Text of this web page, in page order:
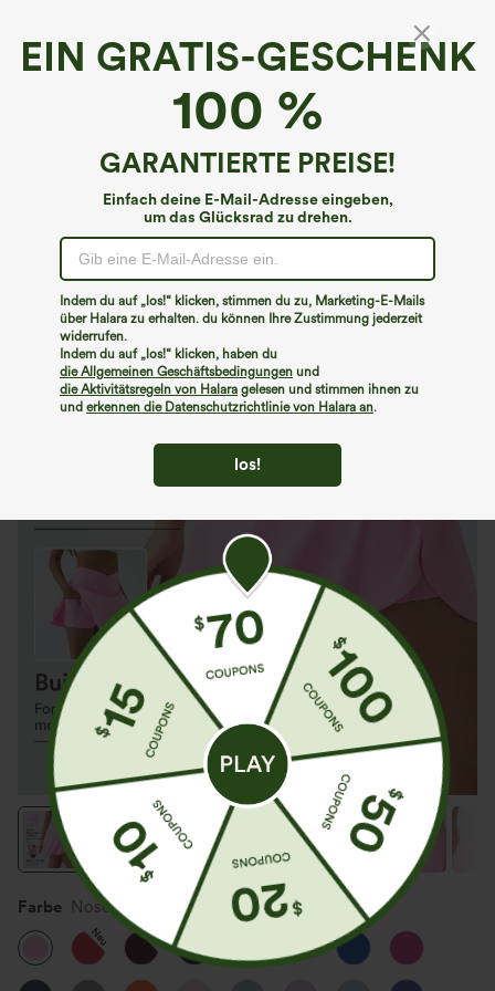
EIN GRATIS-GESCHENK
100 %
GARANTIERTE PREISE!
Einfach deine E-Mail-Adresse eingeben,
um das Glücksrad zu drehen.
Indem du auf „los!“ klicken, stimmen du zu, Marketing-E-Mails
über Halara zu erhalten. du können Ihre Zustimmung jederzeit
widerrufen.
Indem du auf „los!“ klicken, haben du
die Allgemeinen Geschäftsbedingungen und
die Aktivitätsregeln von Halara gelesen und stimmen ihnen zu
und erkennen die Datenschutzrichtlinie von Halara an.
los!
SoftlyZero™ Airy*
Softlyzero™ Airy 2-in-1-Crossover-Cool-
Touch-Tennisrock mit Seitentasche-Lucid-
€31,95 EUR
Farbe Nosegay
Neu Neu